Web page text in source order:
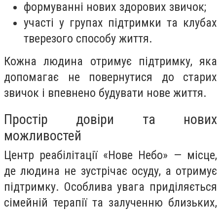
формуванні нових здорових звичок;
участі у групах підтримки та клубах
тверезого способу життя.
Кожна людина отримує підтримку, яка
допомагає не повернутися до старих
звичок і впевнено будувати нове життя.
Простір довіри та нових
можливостей
Центр реабілітації «Нове Небо» — місце,
де людина не зустрічає осуду, а отримує
підтримку. Особлива увага приділяється
сімейній терапії та залученню близьких,